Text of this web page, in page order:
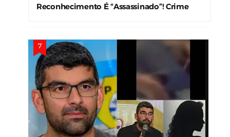
Reconhecimento É “Assassinado”! Crime